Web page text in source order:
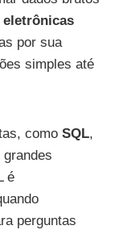
eletrônicas
por sua
simples até
como SQL,
é
perguntas